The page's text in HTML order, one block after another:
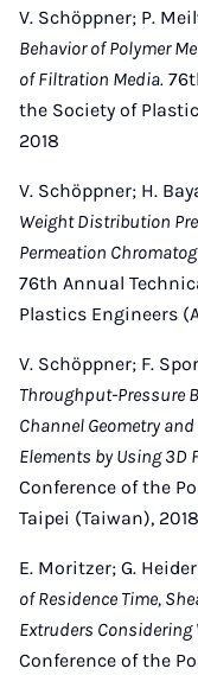
V. Schöppner; P.
Behavior of Polymer
of Filtration Media.
the Society of
2018
V. Schöppner; H.
Weight Distribution
Permeation
76th Annual
Plastics Engineers
V. Schöppner; F.
Throughput-Pressure
Channel Geometry
Elements by Using 3D
Conference of the
Taipei (Taiwan), 2018
E. Moritzer; G.
of Residence Time,
Extruders Considering
Conference of the